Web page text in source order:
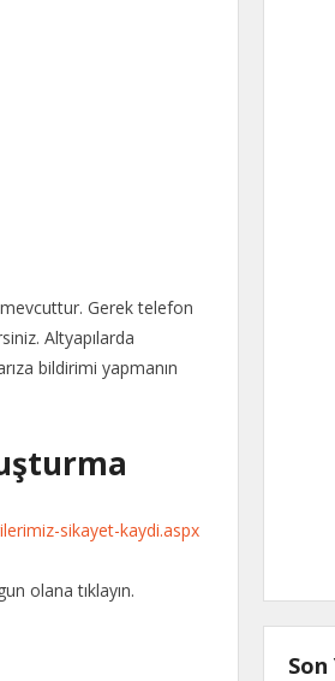
Gerek telefon
Altyapılarda
bildirimi yapmanın
sikayet-kaydi.aspx
olana tıklayın.
Son